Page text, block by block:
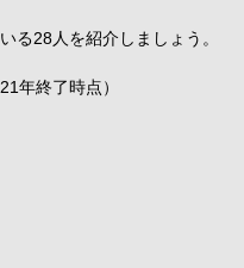
る28人を紹介しましょう。
年終了時点）